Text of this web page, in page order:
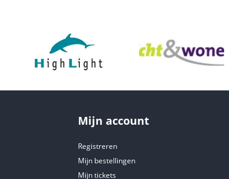
Mijn account
Registreren
Mijn bestellingen
Mijn tickets